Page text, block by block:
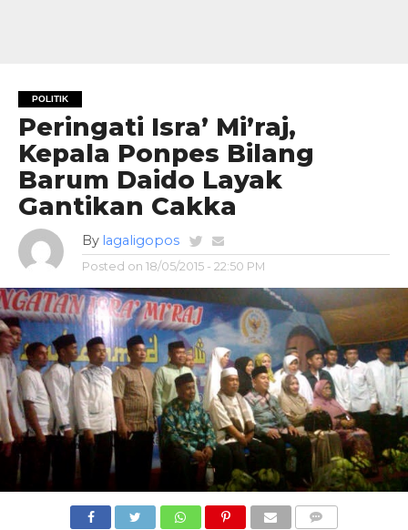
POLITIK
Peringati Isra’ Mi’raj,
Kepala Ponpes Bilang
Barum Daido Layak
Gantikan Cakka
By lagaligopos
Posted on 18/05/2015 - 22:50 PM